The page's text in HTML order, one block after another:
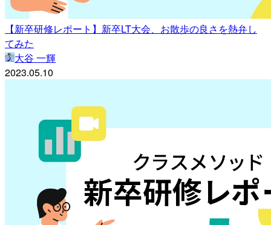
【新卒研修レポート】新卒LT大会、お散歩の良さを熱弁し
てみた
大谷 一輝
2023.05.10